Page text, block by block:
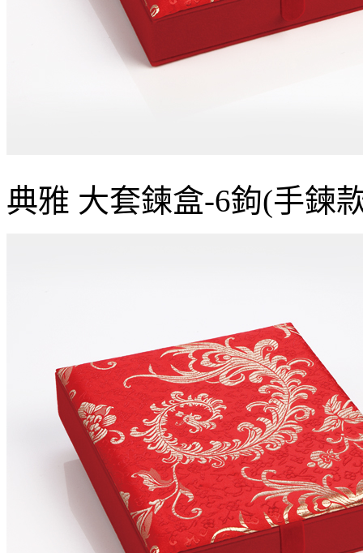
典雅 大套鍊盒-6鉤(手鍊